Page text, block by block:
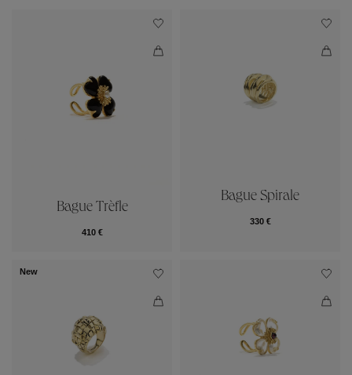
Bague Trèfle
410 €
Bague Spirale
330 €
New